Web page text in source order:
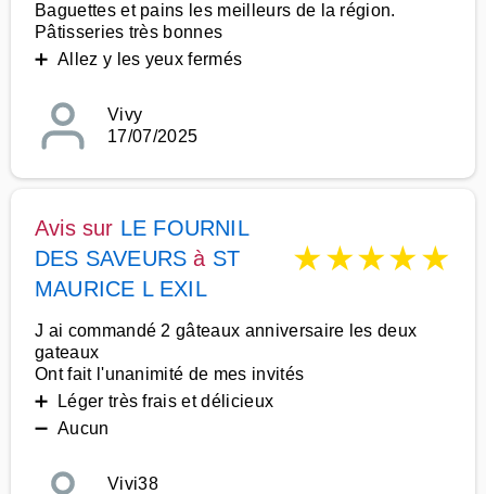
Baguettes et pains les meilleurs de la région.
Pâtisseries très bonnes
➕ Allez y les yeux fermés
Vivy
17/07/2025
Avis sur LE FOURNIL
DES SAVEURS à ST
MAURICE L EXIL
★★★★★
J ai commandé 2 gâteaux anniversaire les deux
gateaux
Ont fait l'unanimité de mes invités
➕ Léger très frais et délicieux
➖ Aucun
Vivi38